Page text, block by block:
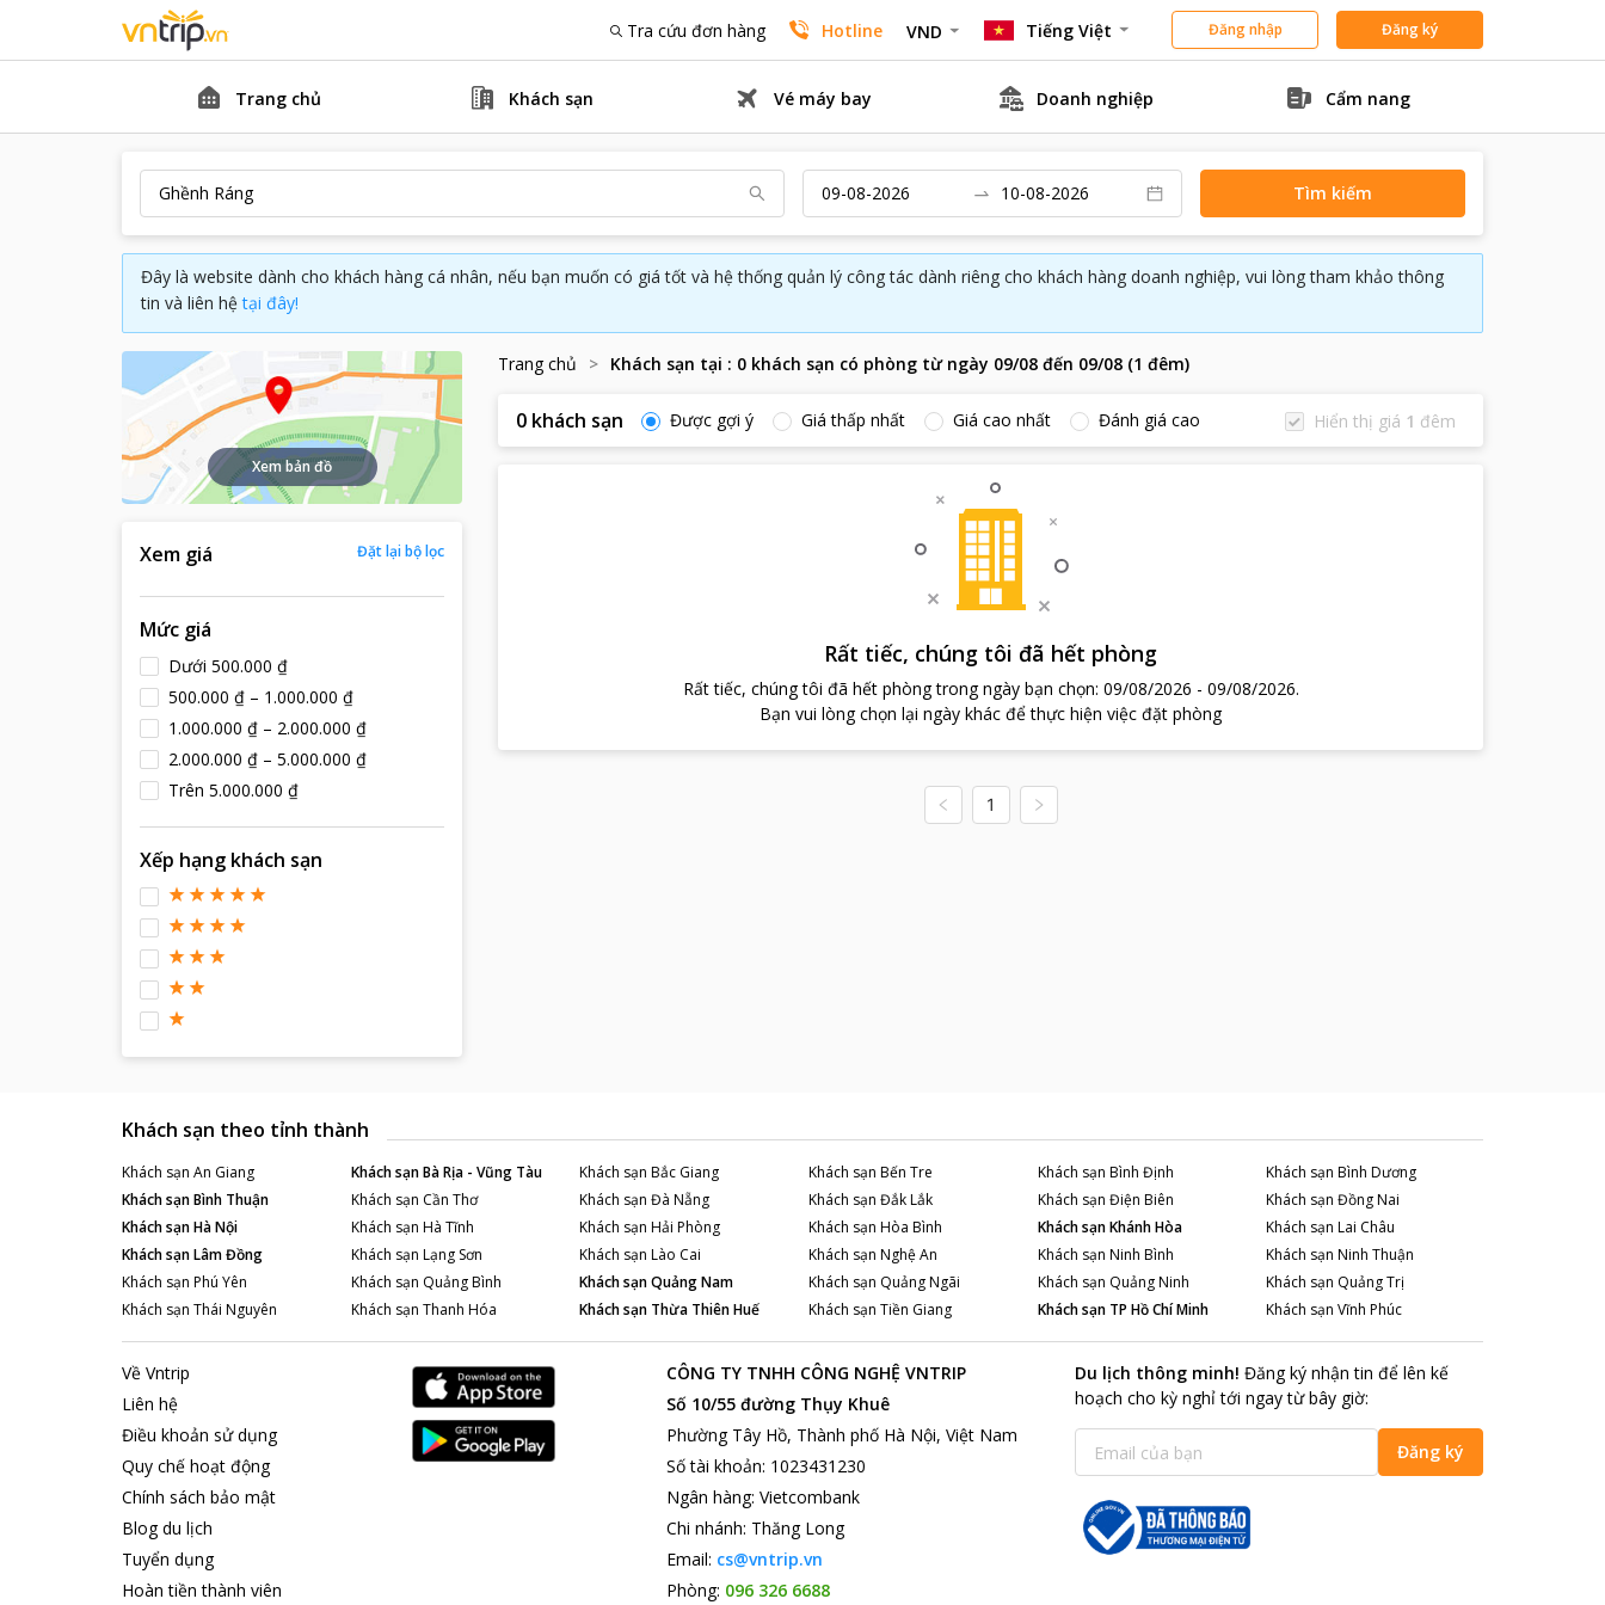
Tra cứu đơn hàng Hotline VND Tiếng Việt Đăng nhập Đăng ký
Trang chủ Khách sạn Vé máy bay Doanh nghiệp Cẩm nang
Tìm kiếm
Đây là website dành cho khách hàng cá nhân, nếu bạn muốn có giá tốt và hệ thống quản lý công tác dành riêng cho khách hàng doanh nghiệp, vui lòng tham khảo thông
tin và liên hệ tại đây!
Xem bản đồ
Xem giá
Mức giá
Dưới 500.000 ₫
500.000 ₫ – 1.000.000 ₫
1.000.000 ₫ – 2.000.000 ₫
2.000.000 ₫ – 5.000.000 ₫
Trên 5.000.000 ₫
Xếp hạng khách sạn
Đặt lại bộ lọc
Trang chủ Khách sạn tại : 0 khách sạn có phòng từ ngày 09/08 đến 09/08 (1 đêm)
0 khách sạn Được gợi ý Giá thấp nhất Giá cao nhất Đánh giá cao Hiển thị giá 1 đêm
Rất tiếc, chúng tôi đã hết phòng
Rất tiếc, chúng tôi đã hết phòng trong ngày bạn chọn: 09/08/2026 - 09/08/2026.
Bạn vui lòng chọn lại ngày khác để thực hiện việc đặt phòng
1
Khách sạn theo tỉnh thành
Khách sạn An Giang Khách sạnBà Rịa - Vũng Tàu Khách sạn Bắc Giang Khách sạn Bến Tre Khách sạn Bình Định Khách sạn Bình Dương
Khách sạnBình Thuận Khách sạn Cần Thơ Khách sạn Đà Nẵng Khách sạn Đắk Lắk Khách sạn Điện Biên Khách sạn Đồng Nai
Khách sạnHà Nội Khách sạn Hà Tĩnh Khách sạn Hải Phòng Khách sạn Hòa Bình Khách sạnKhánh Hòa Khách sạn Lai Châu
Khách sạnLâm Đồng Khách sạn Lạng Sơn Khách sạn Lào Cai Khách sạn Nghệ An Khách sạn Ninh Bình Khách sạn Ninh Thuận
Khách sạn Phú Yên Khách sạn Quảng Bình Khách sạnQuảng Nam Khách sạn Quảng Ngãi Khách sạn Quảng Ninh Khách sạn Quảng Trị
Khách sạn Thái Nguyên Khách sạn Thanh Hóa Khách sạn Thừa Thiên Huế Khách sạn Tiền Giang Khách sạn TP Hồ Chí Minh Khách sạn Vĩnh Phúc
Về Vntrip
Liên hệ
Điều khoản sử dụng
Quy chế hoạt động
Chính sách bảo mật
Blog du lịch
Tuyển dụng
Hoàn tiền thành viên
CÔNG TY TNHH CÔNG NGHỆ VNTRIP
Số 10/55 đường Thụy Khuê
Phường Tây Hồ, Thành phố Hà Nội, Việt Nam
Số tài khoản: 1023431230
Ngân hàng: Vietcombank
Chi nhánh: Thăng Long
Email: cs@vntrip.vn
Phòng: 096 326 6688
Du lịch thông minh! Đăng ký nhận tin để lên kế
hoạch cho kỳ nghỉ tới ngay từ bây giờ:
Đăng ký